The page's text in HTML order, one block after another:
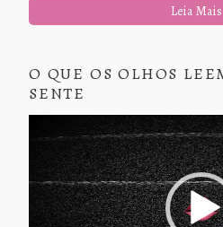
Leia
O QUE OS OLHOS
SENTE
de
vídeo